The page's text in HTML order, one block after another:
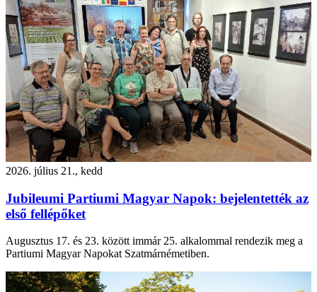
2026. július 21., kedd
Jubileumi Partiumi Magyar Napok: bejelentették az
első fellépőket
Augusztus 17. és 23. között immár 25. alkalommal rendezik meg a
Partiumi Magyar Napokat Szatmárnémetiben.